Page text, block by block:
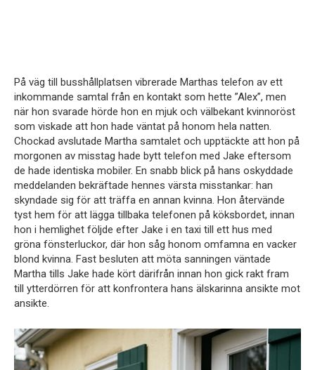
På väg till busshållplatsen vibrerade Marthas telefon av ett
inkommande samtal från en kontakt som hette ”Alex”, men
när hon svarade hörde hon en mjuk och välbekant kvinnoröst
som viskade att hon hade väntat på honom hela natten.
Chockad avslutade Martha samtalet och upptäckte att hon på
morgonen av misstag hade bytt telefon med Jake eftersom
de hade identiska mobiler. En snabb blick på hans oskyddade
meddelanden bekräftade hennes värsta misstankar: han
skyndade sig för att träffa en annan kvinna. Hon återvände
tyst hem för att lägga tillbaka telefonen på köksbordet, innan
hon i hemlighet följde efter Jake i en taxi till ett hus med
gröna fönsterluckor, där hon såg honom omfamna en vacker
blond kvinna. Fast besluten att möta sanningen väntade
Martha tills Jake hade kört därifrån innan hon gick rakt fram
till ytterdörren för att konfrontera hans älskarinna ansikte mot
ansikte.